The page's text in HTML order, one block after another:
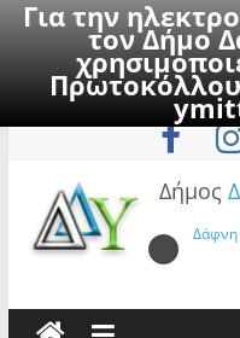
Για την
τον Δήμο
to
Δήμος
Δάφνη